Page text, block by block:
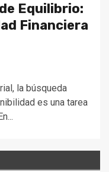
Equilibrio:
Financiera
la búsqueda
es una tarea